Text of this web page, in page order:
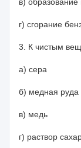
г) сгорание
3. К чистым
а) сера
б) медная руда
в) медь
г) раствор